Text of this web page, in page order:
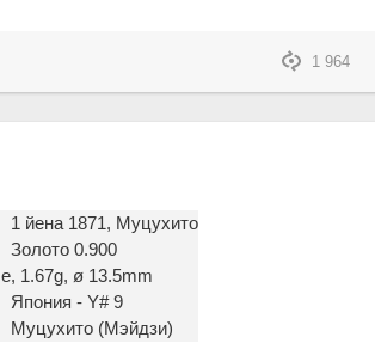
1 964
1 йена 1871, Муцухито
Золото 0.900
, 1.67g, ø 13.5mm
Япония - Y# 9
Муцухито (Мэйдзи)